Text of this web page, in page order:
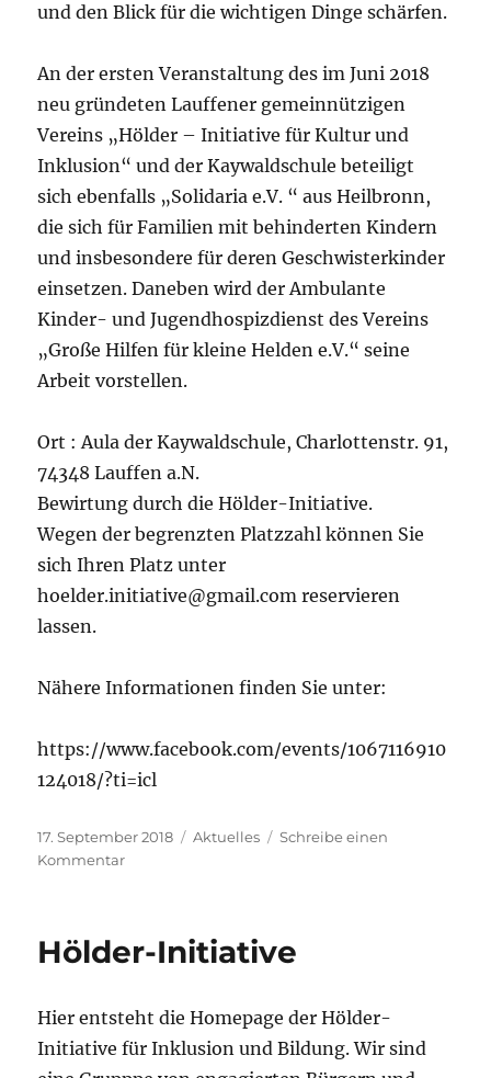
und den Blick für die wichtigen Dinge schärfen.
An der ersten Veranstaltung des im Juni 2018
neu gründeten Lauffener gemeinnützigen
Vereins „Hölder – Initiative für Kultur und
Inklusion“ und der Kaywaldschule beteiligt
sich ebenfalls „Solidaria e.V. “ aus Heilbronn,
die sich für Familien mit behinderten Kindern
und insbesondere für deren Geschwisterkinder
einsetzen. Daneben wird der Ambulante
Kinder- und Jugendhospizdienst des Vereins
„Große Hilfen für kleine Helden e.V.“ seine
Arbeit vorstellen.
Ort : Aula der Kaywaldschule, Charlottenstr. 91,
74348 Lauffen a.N.
Bewirtung durch die Hölder-Initiative.
Wegen der begrenzten Platzzahl können Sie
sich Ihren Platz unter
hoelder.initiative@gmail.com reservieren
lassen.
Nähere Informationen finden Sie unter:
https://www.facebook.com/events/1067116910
124018/?ti=icl
Veröffentlicht
am
17. September 2018 Kategorien
Aktuelles
Schreibe einen
Kommentarzu
Marian
Hölder-Initiative
Hier entsteht die Homepage der Hölder-
Initiative für Inklusion und Bildung. Wir sind